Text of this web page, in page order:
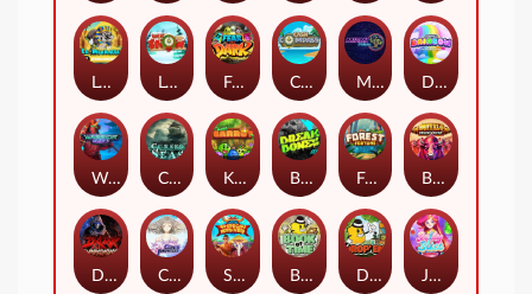
Le Pharaoh Let It Snow Fear the Dark Cash Compass Miami Multiplier Double Rainbow
Warrior Ways Cursed Seas King Carrot Break Bones Forest Fortune Buffalo Stack'n'Sync
Dark Summoning Cloud Princess Shaolin Master Book of Time Drop'em Jelly Slice